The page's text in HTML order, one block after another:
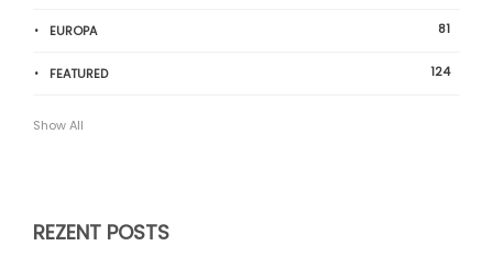
EUROPA 81
FEATURED 124
Show All
REZENT POSTS